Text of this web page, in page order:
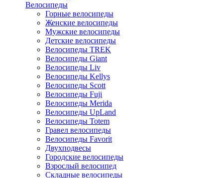
Велосипеды
Горные велосипеды
Женские велосипеды
Мужские велосипеды
Детские велосипеды
Велосипеды TREK
Велосипеды Giant
Велосипеды Liv
Велосипеды Kellys
Велосипеды Scott
Велосипеды Fuji
Велосипеды Merida
Велосипеды UpLand
Велосипеды Totem
Гравел велосипеды
Велосипеды Favorit
Двухподвесы
Городские велосипеды
Взрослый велосипед
Складные велосипеды